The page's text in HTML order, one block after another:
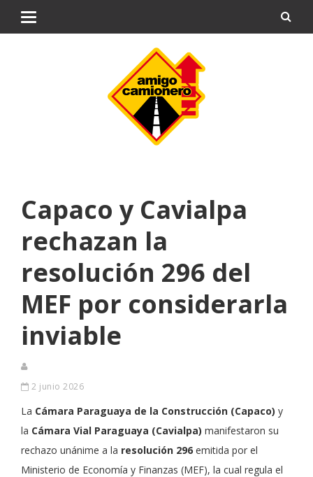
Capaco y Cavialpa
rechazan la
resolución 296 del
MEF por considerarla
inviable
2 junio 2026
La Cámara Paraguaya de la Construcción (Capaco) y
la Cámara Vial Paraguaya (Cavialpa) manifestaron su
rechazo unánime a la resolución 296 emitida por el
Ministerio de Economía y Finanzas (MEF), la cual regula el